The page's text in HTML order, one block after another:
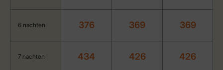
6 nachten 376 369 369
7 nachten 434 426 426